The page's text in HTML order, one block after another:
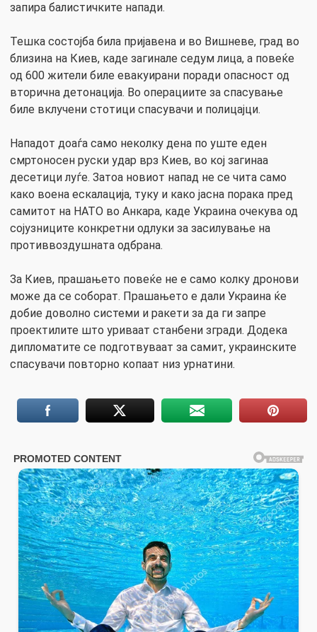
запира балистичките напади.
Тешка состојба била пријавена и во Вишневе, град во
близина на Киев, каде загинале седум лица, а повеќе
од 600 жители биле евакуирани поради опасност од
вторична детонација. Во операциите за спасување
биле вклучени стотици спасувачи и полицајци.
Нападот доаѓа само неколку дена по уште еден
смртоносен руски удар врз Киев, во кој загинаа
десетици луѓе. Затоа новиот напад не се чита само
како воена ескалација, туку и како јасна порака пред
самитот на НАТО во Анкара, каде Украина очекува од
сојузниците конкретни одлуки за засилување на
противвоздушната одбрана.
За Киев, прашањето повеќе не е само колку дронови
може да се соборат. Прашањето е дали Украина ќе
добие доволно системи и ракети за да ги запре
проектилите што уриваат станбени згради. Додека
дипломатите се подготвуваат за самит, украинските
спасувачи повторно копаат низ урнатини.